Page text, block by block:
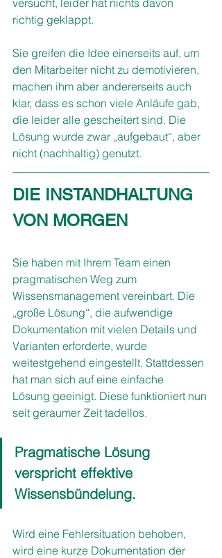
versucht, leider hat nichts davon
richtig geklappt.
Sie greifen die Idee einerseits auf, um
den Mitarbeiter nicht zu demotivieren,
machen ihm aber andererseits auch
klar, dass es schon viele Anläufe gab,
die leider alle gescheitert sind. Die
Lösung wurde zwar „aufgebaut“, aber
nicht (nachhaltig) genutzt.
DIE INSTANDHALTUNG
VON MORGEN
Sie haben mit Ihrem Team einen
pragmatischen Weg zum
Wissensmanagement vereinbart. Die
„große Lösung“, die aufwendige
Dokumentation mit vielen Details und
Varianten erforderte, wurde
weitestgehend eingestellt. Stattdessen
hat man sich auf eine einfache
Lösung geeinigt. Diese funktioniert nun
seit geraumer Zeit tadellos.
Pragmatische Lösung
verspricht effektive
Wissensbündelung.
Wird eine Fehlersituation behoben,
wird eine kurze Dokumentation der